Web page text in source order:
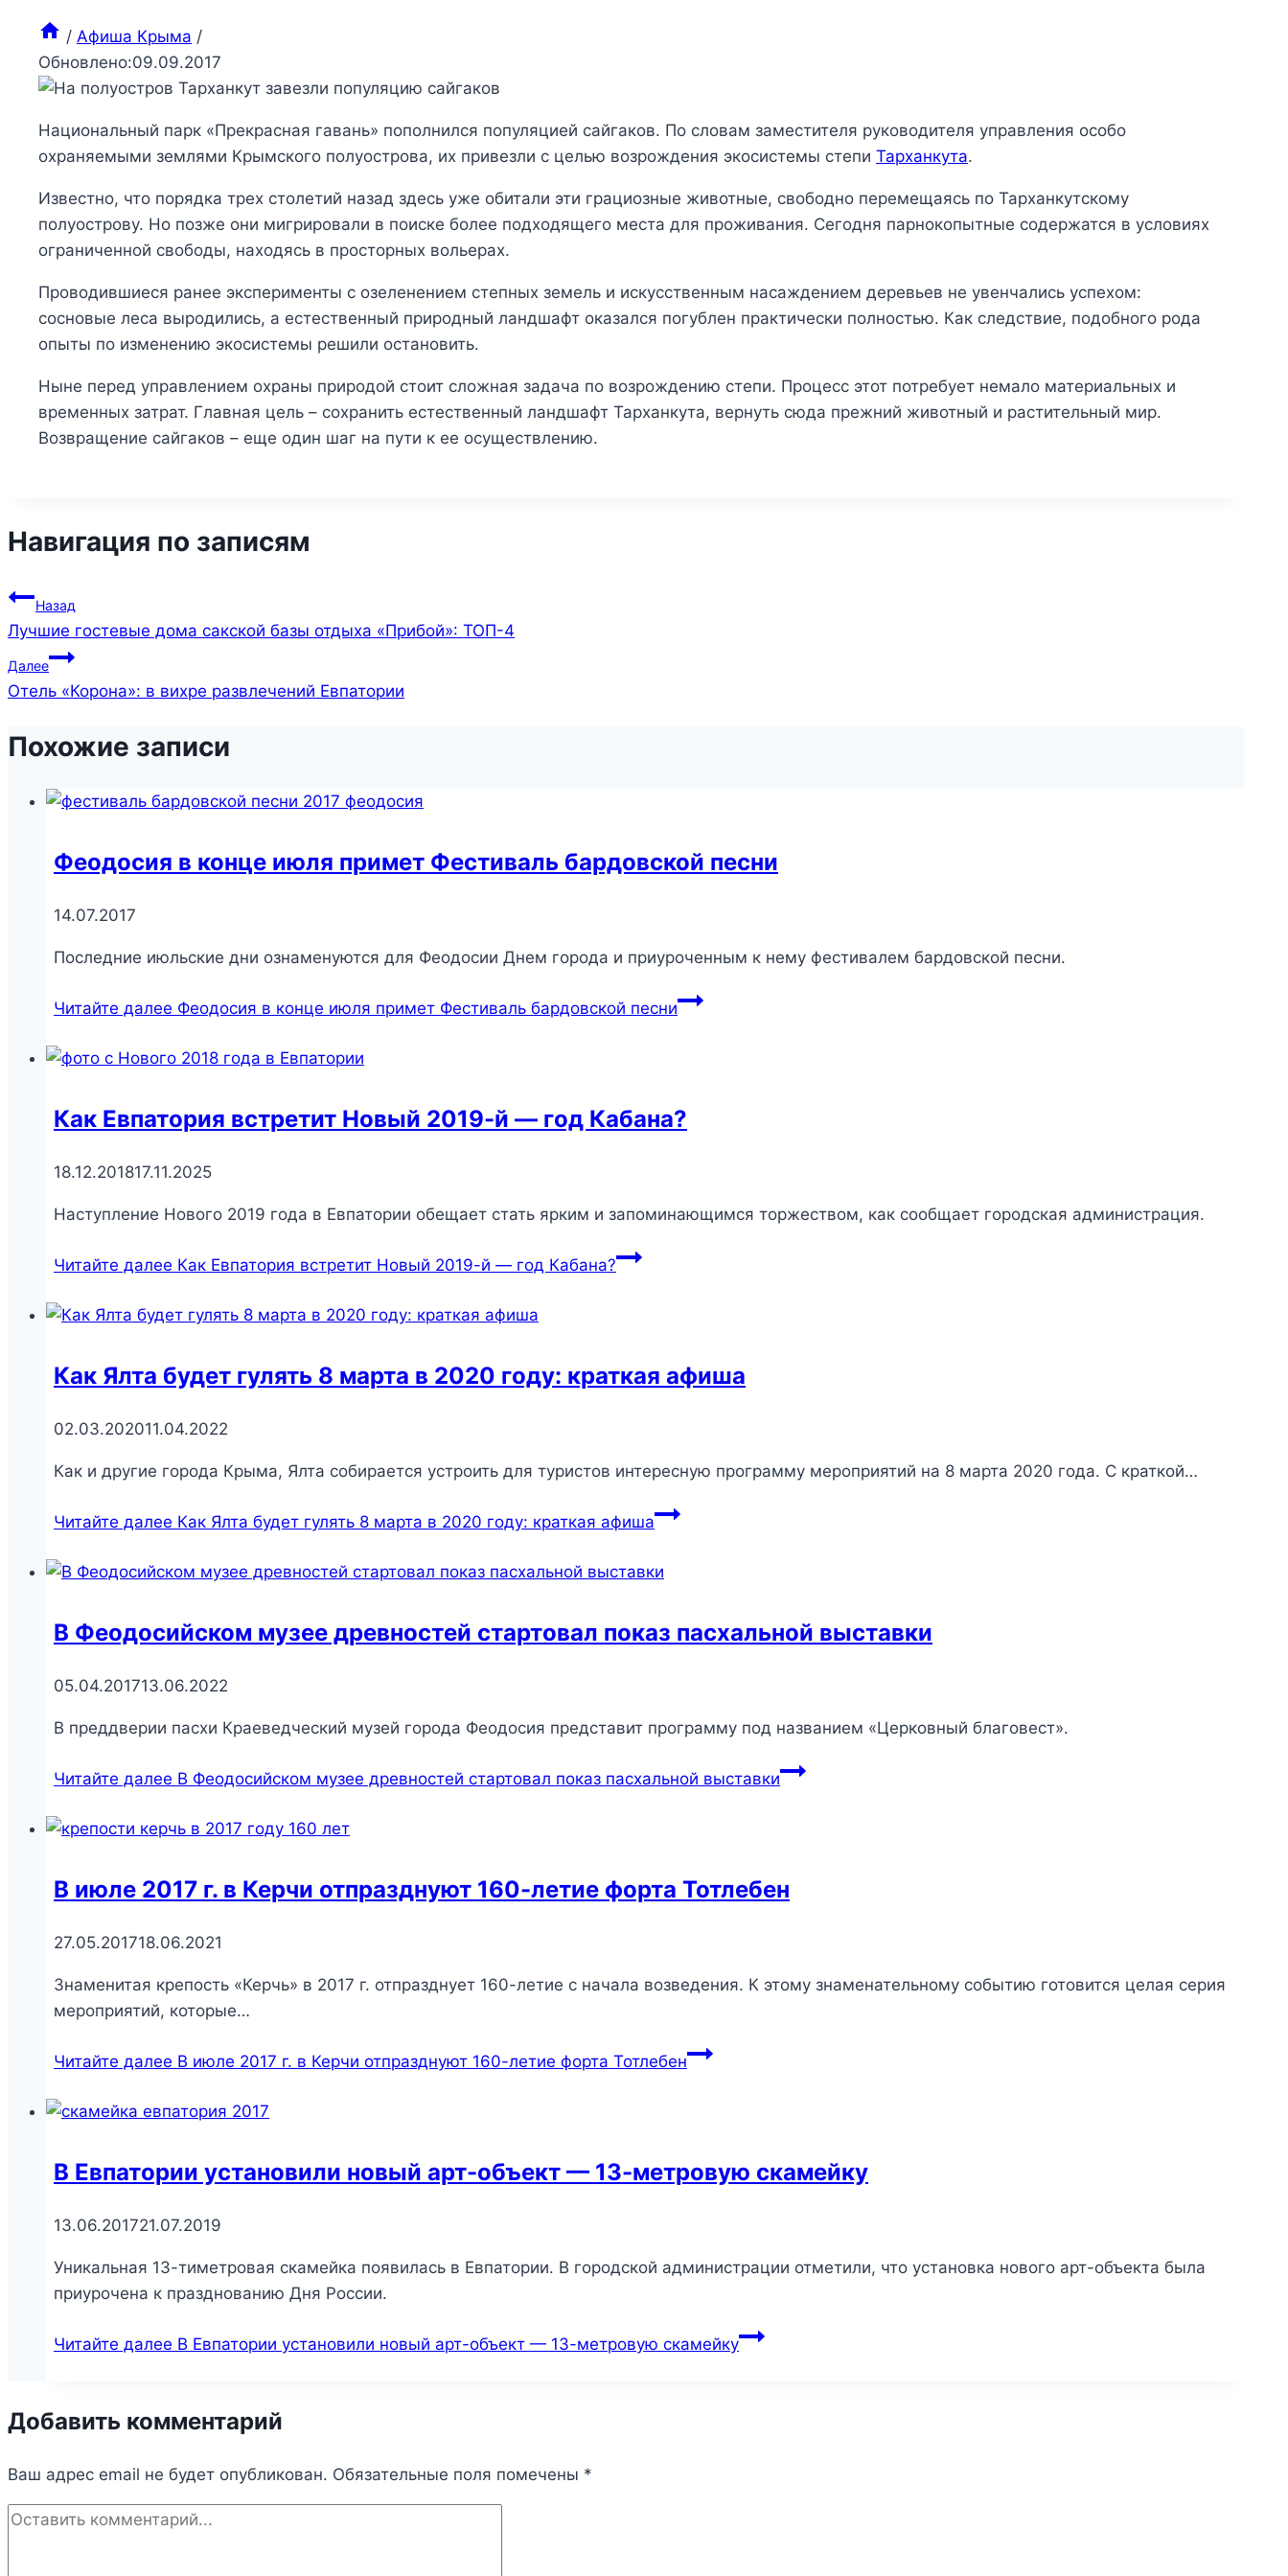
/ Афиша Крыма /
Обновлено:09.09.2017
Национальный парк «Прекрасная гавань» пополнился популяцией сайгаков. По словам заместителя руководителя управления особо
охраняемыми землями Крымского полуострова, их привезли с целью возрождения экосистемы степи Тарханкута.
Известно, что порядка трех столетий назад здесь уже обитали эти грациозные животные, свободно перемещаясь по Тарханкутскому
полуострову. Но позже они мигрировали в поиске более подходящего места для проживания. Сегодня парнокопытные содержатся в условиях
ограниченной свободы, находясь в просторных вольерах.
Проводившиеся ранее эксперименты с озеленением степных земель и искусственным насаждением деревьев не увенчались успехом:
сосновые леса выродились, а естественный природный ландшафт оказался погублен практически полностью. Как следствие, подобного рода
опыты по изменению экосистемы решили остановить.
Ныне перед управлением охраны природой стоит сложная задача по возрождению степи. Процесс этот потребует немало материальных и
временных затрат. Главная цель – сохранить естественный ландшафт Тарханкута, вернуть сюда прежний животный и растительный мир.
Возвращение сайгаков – еще один шаг на пути к ее осуществлению.
Навигация по записям
Назад
Лучшие гостевые дома сакской базы отдыха «Прибой»: ТОП-4
Далее
Отель «Корона»: в вихре развлечений Евпатории
Похожие записи
Феодосия в конце июля примет Фестиваль бардовской песни
14.07.2017
Последние июльские дни ознаменуются для Феодосии Днем города и приуроченным к нему фестивалем бардовской песни.
Читайте далее Феодосия в конце июля примет Фестиваль бардовской песни
Как Евпатория встретит Новый 2019-й — год Кабана?
18.12.201817.11.2025
Наступление Нового 2019 года в Евпатории обещает стать ярким и запоминающимся торжеством, как сообщает городская администрация.
Читайте далее Как Евпатория встретит Новый 2019-й — год Кабана?
Как Ялта будет гулять 8 марта в 2020 году: краткая афиша
02.03.202011.04.2022
Как и другие города Крыма, Ялта собирается устроить для туристов интересную программу мероприятий на 8 марта 2020 года. С краткой…
Читайте далее Как Ялта будет гулять 8 марта в 2020 году: краткая афиша
В Феодосийском музее древностей стартовал показ пасхальной выставки
05.04.201713.06.2022
В преддверии пасхи Краеведческий музей города Феодосия представит программу под названием «Церковный благовест».
Читайте далее В Феодосийском музее древностей стартовал показ пасхальной выставки
В июле 2017 г. в Керчи отпразднуют 160-летие форта Тотлебен
27.05.201718.06.2021
Знаменитая крепость «Керчь» в 2017 г. отпразднует 160-летие с начала возведения. К этому знаменательному событию готовится целая серия
мероприятий, которые…
Читайте далее В июле 2017 г. в Керчи отпразднуют 160-летие форта Тотлебен
В Евпатории установили новый арт-объект — 13-метровую скамейку
13.06.201721.07.2019
Уникальная 13-тиметровая скамейка появилась в Евпатории. В городской администрации отметили, что установка нового арт-объекта была
приурочена к празднованию Дня России.
Читайте далее В Евпатории установили новый арт-объект — 13-метровую скамейку
Добавить комментарий
Ваш адрес email не будет опубликован. Обязательные поля помечены *